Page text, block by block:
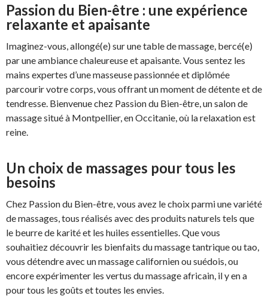
Passion du Bien-être : une expérience
relaxante et apaisante
Imaginez-vous, allongé(e) sur une table de massage, bercé(e)
par une ambiance chaleureuse et apaisante. Vous sentez les
mains expertes d’une masseuse passionnée et diplômée
parcourir votre corps, vous offrant un moment de détente et de
tendresse. Bienvenue chez Passion du Bien-être, un salon de
massage situé à Montpellier, en Occitanie, où la relaxation est
reine.
Un choix de massages pour tous les
besoins
Chez Passion du Bien-être, vous avez le choix parmi une variété
de massages, tous réalisés avec des produits naturels tels que
le beurre de karité et les huiles essentielles. Que vous
souhaitiez découvrir les bienfaits du massage tantrique ou tao,
vous détendre avec un massage californien ou suédois, ou
encore expérimenter les vertus du massage africain, il y en a
pour tous les goûts et toutes les envies.